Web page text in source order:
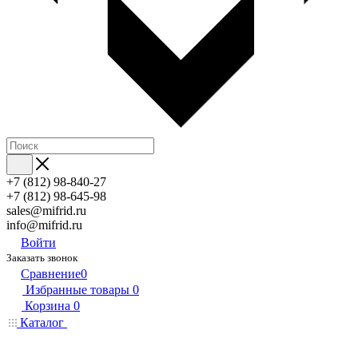
+7 (812) 98-840-27
+7 (812) 98-645-98
sales@mifrid.ru
info@mifrid.ru
Войти
Заказать звонок
Сравнение0
Избранные товары 0
Корзина 0
Каталог